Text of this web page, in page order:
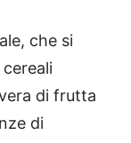
che si
di frutta
di